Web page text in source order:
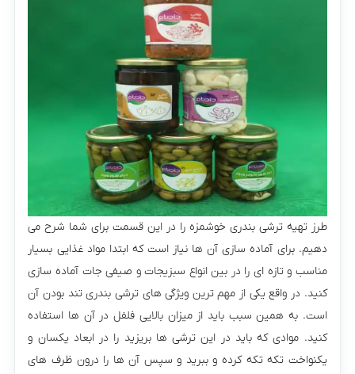
طرز تهیه ترشی بندری خوشمزه را در این قسمت برای شما شرح می
دهیم. برای آماده سازی آن ها نیاز است که ابتدا مواد غذایی بسیار
مناسب و تازه ای را در بین انواع سبزیجات و صیفی جات آماده سازی
کنید. در واقع یکی از مهم ترین ویژگی های ترشی بندری تند بودن آن
است. به همین سبب باید از میزان بالایی فلفل در آن ها استفاده
کنید. موادی که باید در این ترشی ها بریزید را در ابعاد یکسان و
یکنواخت تکه تکه کرده و ببرید و سپس آن ها را درون ظرف های